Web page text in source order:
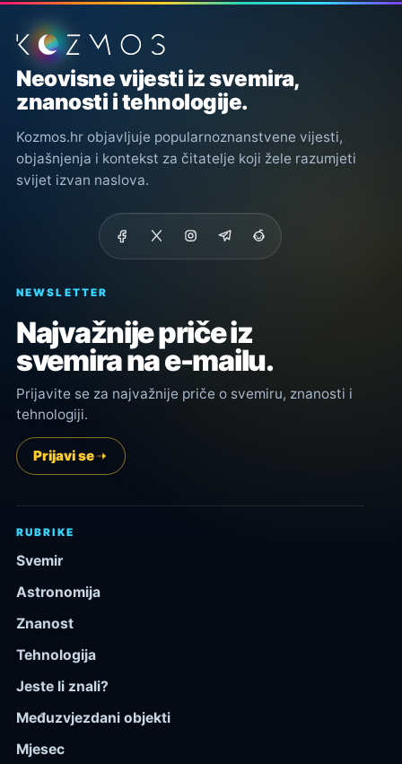
Podnožje stranice
Neovisne vijesti iz svemira,
znanosti i tehnologije.
Kozmos.hr objavljuje popularnoznanstvene vijesti,
objašnjenja i kontekst za čitatelje koji žele razumjeti
svijet izvan naslova.
NEWSLETTER
Najvažnije priče iz
svemira na e-mailu.
Prijavite se za najvažnije priče o svemiru, znanosti i
tehnologiji.
Prijavi se
RUBRIKE
Svemir
Astronomija
Znanost
Tehnologija
Jeste li znali?
Međuzvjezdani objekti
Mjesec